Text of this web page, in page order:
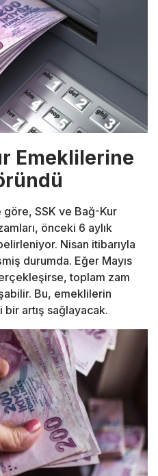
Emeklilerine
SSK ve Bağ-Kur
önceki 6 aylık
Nisan itibarıyla
durumda. Eğer Mayıs
toplam zam
Bu, emeklilerin
bir artış sağlayacak.